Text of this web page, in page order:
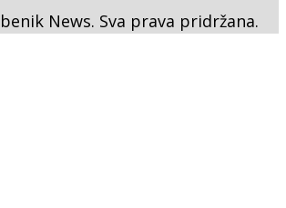
News. Sva prava pridržana.